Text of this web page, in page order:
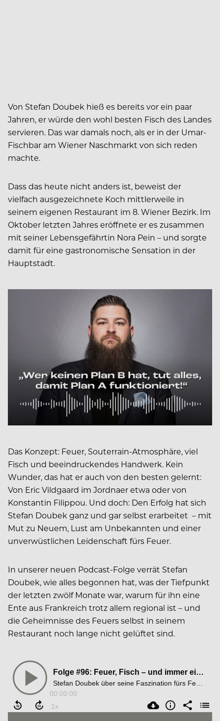
Von Stefan Doubek hieß es bereits vor ein paar
Jahren, er würde den wohl besten Fisch des Landes
servieren. Das war damals noch, als er in der Umar-
Fischbar am Wiener Naschmarkt von sich reden
machte.
Dass das heute nicht anders ist, beweist der
vielfach ausgezeichnete Koch mittlerweile in
seinem eigenen Restaurant im 8. Wiener Bezirk. Im
Oktober letzten Jahres eröffnete er es zusammen
mit seiner Lebensgefährtin Nora Pein – und sorgte
damit für eine gastronomische Sensation in der
Hauptstadt.
Das Konzept: Feuer, Souterrain-Atmosphäre, viel
Fisch und beeindruckendes Handwerk. Kein
Wunder, das hat er auch von den besten gelernt:
Von Eric Vildgaard im Jordnaer etwa oder von
Konstantin Filippou. Und doch: Den Erfolg hat sich
Stefan Doubek ganz und gar selbst erarbeitet – mit
Mut zu Neuem, Lust am Unbekannten und einer
unverwüstlichen Leidenschaft fürs Feuer.
In unserer neuen Podcast-Folge verrät Stefan
Doubek, wie alles begonnen hat, was der Tiefpunkt
der letzten zwölf Monate war, warum für ihn eine
Ente aus Frankreich trotz allem regional ist – und
die Geheimnisse des Feuers selbst in seinem
Restaurant noch lange nicht gelüftet sind.